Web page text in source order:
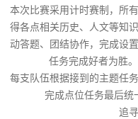
本次比赛采用计时赛制，所
得各点相关历史、人文等知
动答题、团结协作，完成设
任务完成好者为胜
每支队伍根据接到的主题任
完成点位任务最后统
追